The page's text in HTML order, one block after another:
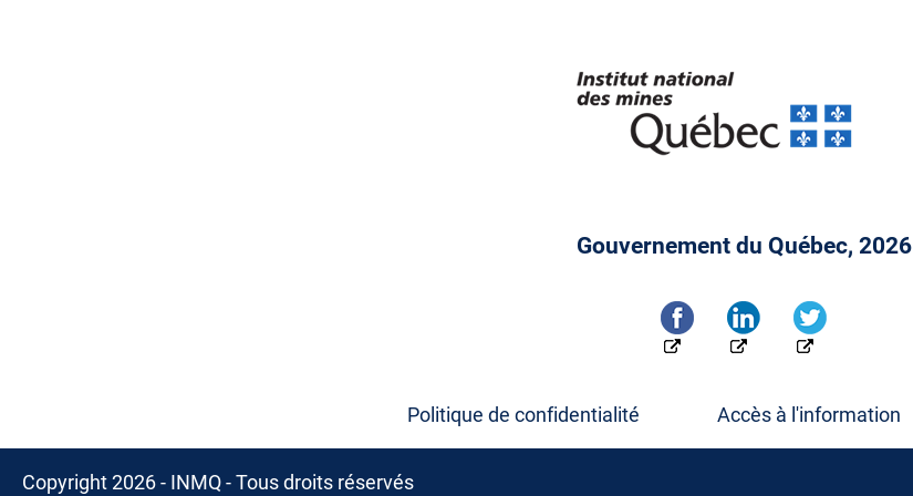
Gouvernement du Québec, 2026
Politique de confidentialité Accès à l'information
Copyright 2026 - INMQ - Tous droits réservés